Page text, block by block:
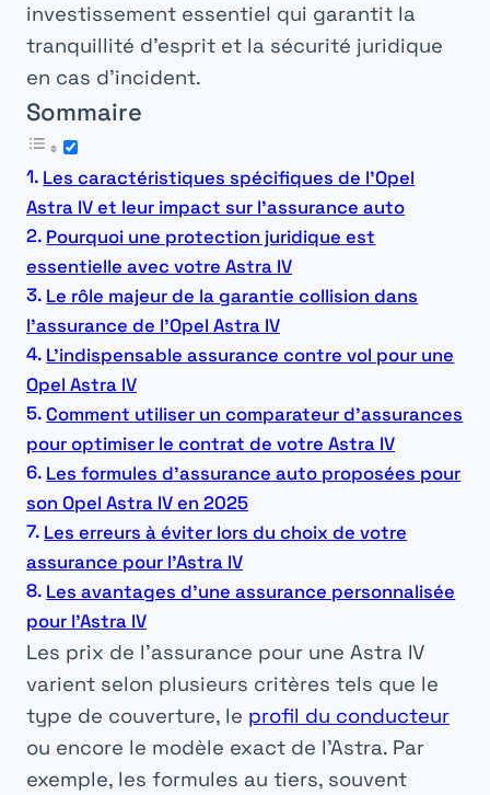
investissement essentiel qui garantit la
tranquillité d’esprit et la sécurité juridique
en cas d’incident.
Sommaire
Les caractéristiques spécifiques de l’Opel
Astra IV et leur impact sur l’assurance auto
Pourquoi une protection juridique est
essentielle avec votre Astra IV
Le rôle majeur de la garantie collision dans
l’assurance de l’Opel Astra IV
L’indispensable assurance contre vol pour une
Opel Astra IV
Comment utiliser un comparateur d’assurances
pour optimiser le contrat de votre Astra IV
Les formules d’assurance auto proposées pour
son Opel Astra IV en 2025
Les erreurs à éviter lors du choix de votre
assurance pour l’Astra IV
Les avantages d’une assurance personnalisée
pour l’Astra IV
Les prix de l’assurance pour une Astra IV
varient selon plusieurs critères tels que le
type de couverture, le profil du conducteur
ou encore le modèle exact de l’Astra. Par
exemple, les formules au tiers, souvent